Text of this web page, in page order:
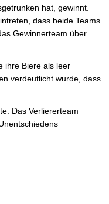
hat, gewinnt.
dass beide Teams
Gewinnerteam über
ihre Biere als leer
verdeutlicht wurde, dass
Das Verliererteam